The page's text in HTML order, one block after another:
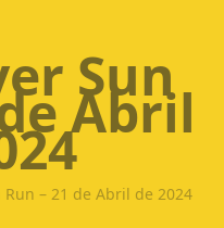
Sun
Abril
Run – 21 de Abril de 2024